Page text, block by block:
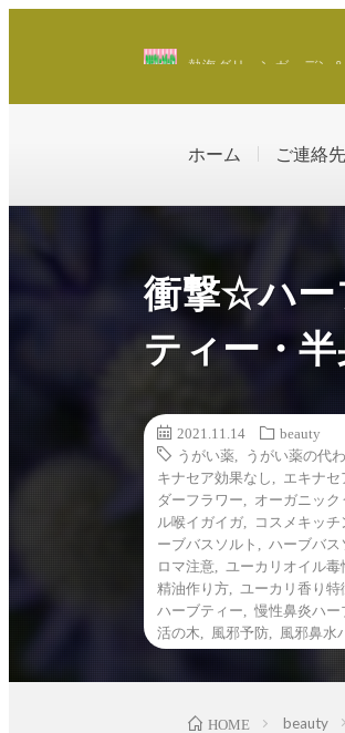
熱海グリーンガーデン
ホーム ご連絡先
衝撃☆ハー
ティー・
2021.11.14
beauty
うがい薬
うがい薬の代
キナセア効果なし
エキナ
ダーフラワー
オーガニック
ル喉イガイガ
コスメキッチ
ーブバスソルト
ハーブバス
ロマ注意
ユーカリオイル毒
精油作り方
ユーカリ香り特
ハーブティー
慢性鼻炎ハー
活の木
風邪予防 風邪鼻水
HOME beauty